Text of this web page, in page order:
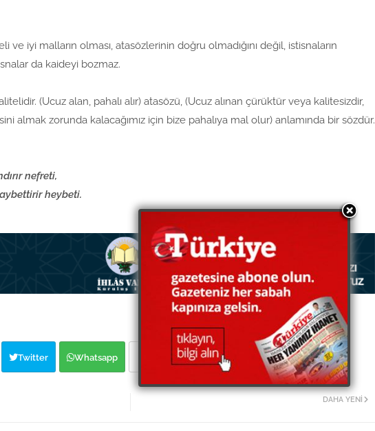
ve iyi malların olması, atasözlerinin doğru olmadığını değil, istisnaların
da kaideyi bozmaz.
(Ucuz alan, pahalı alır) atasözü, (Ucuz alınan çürüktür veya kalitesizdir,
almak zorunda kalacağımız için bize pahalıya mal olur) anlamında bir sözdür.
nefreti,
heybeti.
Twitter Whatsapp
DAHA YENI